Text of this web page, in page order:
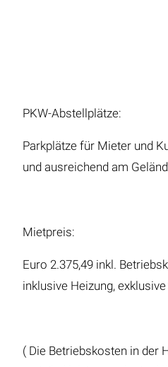
PKW-Abstellplätze:
Parkplätze für Mieter und
und ausreichend am
Mietpreis:
Euro 2.375,49 inkl.
inklusive Heizung,
( Die Betriebskosten in der